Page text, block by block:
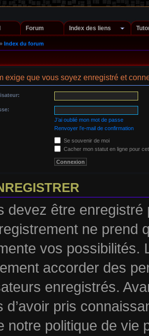
Forum Index des liens
Index du forum
exige que vous soyez enregistré et
J’ai oublié mon mot de passe
Renvoyer l’e-mail de confirmation
Se souvenir de moi
Cacher mon statut en ligne pour
devez être
ne prend
vos possibilités.
accorder des
enregistrés.
d’avoir pris
notre politique de vie